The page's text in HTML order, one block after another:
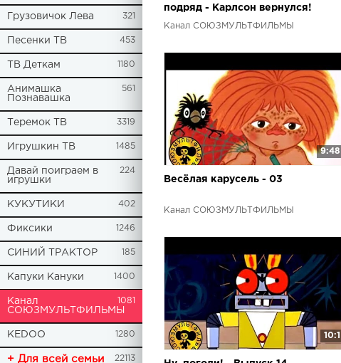
Грузовичок Лева 321
Песенки ТВ 453
ТВ Деткам 1180
Анимашка
Познавашка
561
Теремок ТВ 3319
Игрушкин ТВ 1485
Давай поиграем в
игрушки
224
КУКУТИКИ 402
Фиксики 1246
СИНИЙ ТРАКТОР 185
Капуки Кануки 1400
Канал
СОЮЗМУЛЬТФИЛЬМЫ
1081
KEDOO 1280
+ Для всей семьи 22113
подряд - Карлсон вернулся!
Канал СОЮЗМУЛЬТФИЛЬМЫ
9:48
Весёлая карусель - 03
Канал СОЮЗМУЛЬТФИЛЬМЫ
10:1